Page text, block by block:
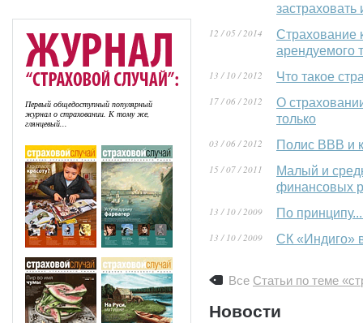
Первый общедоступный популярный
журнал о страховании. К тому же,
глянцевый...
12 / 05 / 2014
Страхование
арендуемого
13 / 10 / 2012 Что такое
17 / 06 / 2012
О
только
03 / 06 / 2012 Полис BBB и
15 / 07 / 2011
Малый и
финансовых
13 / 10 / 2009 По
13 / 10 / 2009 СК «Индиго»
Все Статьи по теме
Новости